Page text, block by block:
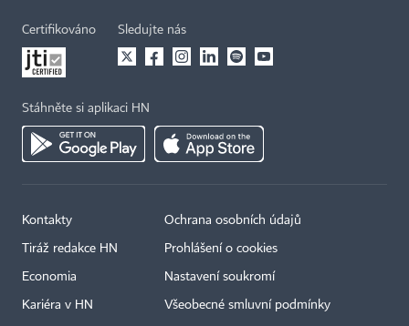
Certifikováno Sledujte nás
Stáhněte si aplikaci HN
Kontakty
Tiráž redakce HN
Economia
Kariéra v HN
Ochrana osobních údajů
Prohlášení o cookies
Nastavení soukromí
Všeobecné smluvní podmínky